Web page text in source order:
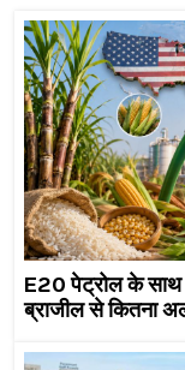
E20 पेट्रोल के साथ
ब्राजील से कितना